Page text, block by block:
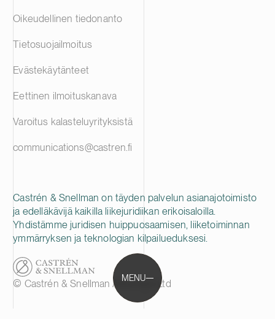
MENU
Castrén & Snellman on täyden palvelun asianajotoimisto
ja edelläkävijä kaikilla liikejuridiikan erikoisaloilla.
Yhdistämme juridisen huippuosaamisen, liiketoiminnan
ymmärryksen ja teknologian kilpailueduksesi.
© Castrén & Snellman Attorneys Ltd
Oikeudellinen tiedonanto
Tietosuojailmoitus
Evästekäytänteet
Eettinen ilmoituskanava
Varoitus kalasteluyrityksistä
communications@castren.fi